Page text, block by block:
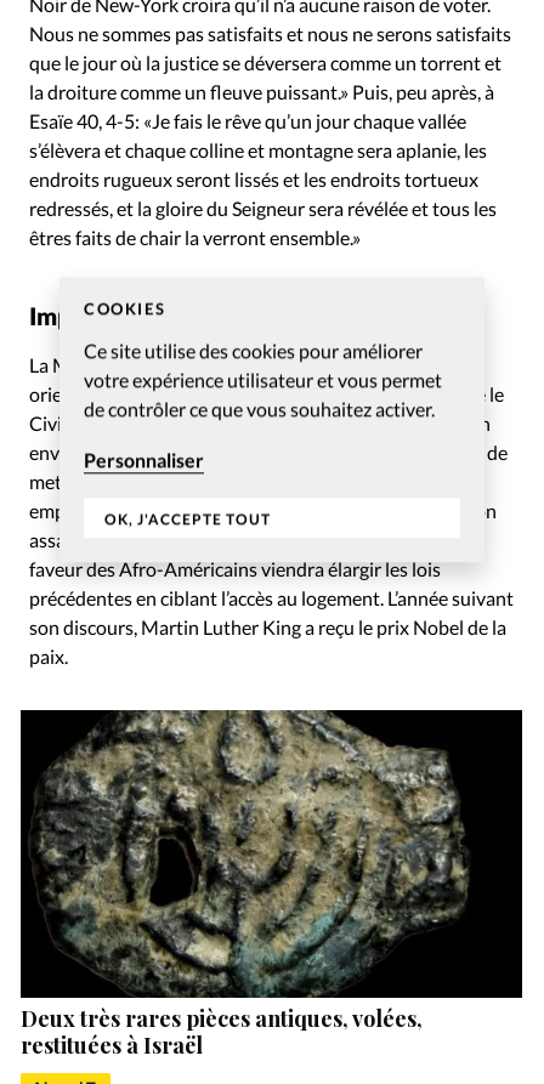
COOKIES
Ce site utilise des cookies pour améliorer
votre expérience utilisateur et vous permet
de contrôler ce que vous souhaitez activer.
Personnaliser
OK, J'ACCEPTE TOUT
Noir de New-York croira qu’il n’a aucune raison de voter.
Nous ne sommes pas satisfaits et nous ne serons satisfaits
que le jour où la justice se déversera comme un torrent et
la droiture comme un fleuve puissant.» Puis, peu après, à
Esaïe 40, 4-5: «Je fais le rêve qu’un jour chaque vallée
s’élèvera et chaque colline et montagne sera aplanie, les
endroits rugueux seront lissés et les endroits tortueux
redressés, et la gloire du Seigneur sera révélée et tous les
êtres faits de chair la verront ensemble.»
Impact législatif
La Marche sur Washington pour l’emploi et la liberté
orientera la votation de plusieurs lois fédérales, comme le
Civil Rights Act de 1964, qui interdira toute ségrégation
envers les Noirs, et le Voting Rights Act de 1965 en vue de
mettre fin à l’intimidation et à la violence pour les
empêcher d’accéder aux urnes. Quelques jours après son
assassinat le 4 avril 1968, un dernier Civil Rights Act en
faveur des Afro-Américains viendra élargir les lois
précédentes en ciblant l’accès au logement. L’année suivant
son discours, Martin Luther King a reçu le prix Nobel de la
paix.
Deux très rares pièces antiques, volées,
restituées à Israël